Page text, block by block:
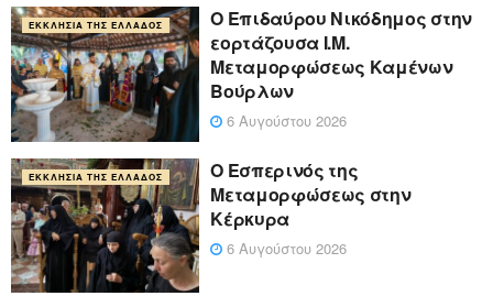
ΕΚΚΛΗΣΊΑ ΤΗΣ ΕΛΛΆΔΟΣ
Ο Επιδαύρου Νικόδημος στην
εορτάζουσα Ι.Μ.
Μεταμορφώσεως Καμένων
Βούρλων
6 Αυγούστου 2026
ΕΚΚΛΗΣΊΑ ΤΗΣ ΕΛΛΆΔΟΣ
Ο Εσπερινός της
Μεταμορφώσεως στην
Κέρκυρα
6 Αυγούστου 2026